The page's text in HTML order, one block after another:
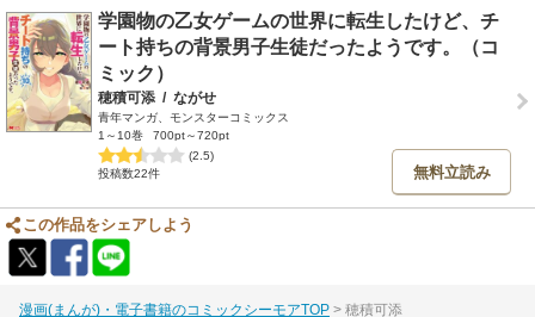
学園物の乙女ゲームの世界に転生したけど、チ
ート持ちの背景男子生徒だったようです。（コ
ミック）
穂積可添 / ながせ
青年マンガ、モンスターコミックス
1～10巻
700pt～720pt
(2.5)
投稿数22件
無料立読み
この作品をシェアしよう
漫画(まんが)・電子書籍のコミックシーモアTOP 穂積可添